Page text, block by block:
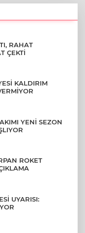
RAHAT
ÇEKTİ
KALDIRIM
YENİ SEZON
ROKET
UYARISI: